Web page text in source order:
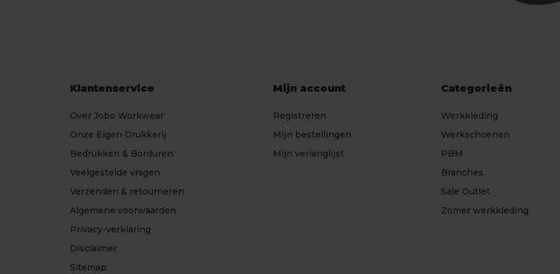
Klantenservice
Over Jobo Workwear
Onze Eigen Drukkerij
Bedrukken & Borduren
Veelgestelde vragen
Verzenden & retourneren
Algemene voorwaarden
Privacy-verklaring
Disclaimer
Sitemap
Mijn account
Registreren
Mijn bestellingen
Mijn verlanglijst
Categorieën
Werkkleding
Werkschoenen
PBM
Branches
Sale Outlet
Zomer werkkleding